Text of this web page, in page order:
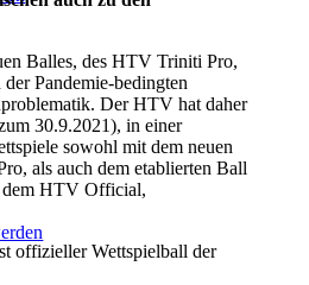
Balles, des HTV Triniti Pro,
Pandemie-bedingten
Der HTV hat daher
30.9.2021), in einer
sowohl mit dem neuen
als auch dem etablierten Ball
dem HTV Official,
offizieller Wettspielball der